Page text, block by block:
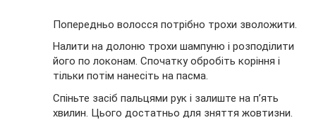
Попередньо волосся потрібно трохи зволожити.
Налити на долоню трохи шампуню і розподілити
його по локонам. Спочатку обробіть коріння і
тільки потім нанесіть на пасма.
Спіньте засіб пальцями рук і залиште на п’ять
хвилин. Цього достатньо для зняття жовтизни.